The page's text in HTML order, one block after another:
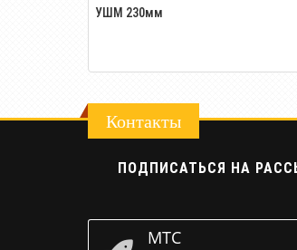
УШМ 230мм
Контакты
ПОДПИСАТЬСЯ НА
МТС